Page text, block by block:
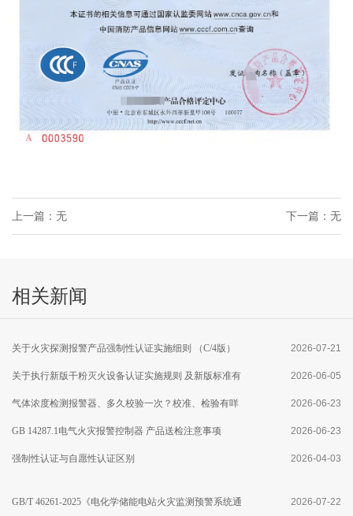
上一篇：无 下一篇：无
相关新闻
关于火灾探测报警产品强制性认证实施细则 （C/4版）
修订及执行点型火焰探测器产品新版 国家标准有关要求
的通知
2026-07-21
关于执行新版干粉灭火设备认证实施规则 及新版标准有
关要求的通知
2026-06-05
气体浓度检测报警器、多久校验一次？校准、检验有咩
区别？
2026-06-23
GB 14287.1电气火灾报警控制器 产品送检注意事项 2026-06-23
强制性认证与自愿性认证区别 2026-04-03
GB/T 46261-2025《电化学储能电站火灾监测预警系统通 2026-07-22